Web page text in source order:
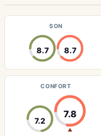
SON
8.7 8.7
CONFORT
7.2
7.8
▲